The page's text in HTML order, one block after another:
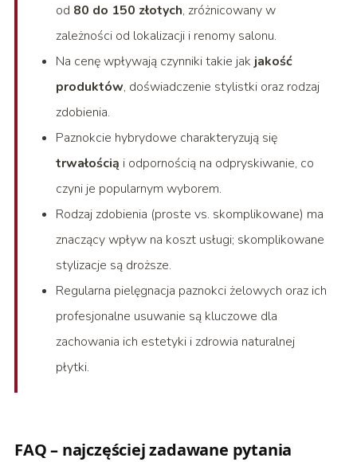
od 80 do 150 złotych, zróżnicowany w
zależności od lokalizacji i renomy salonu.
Na cenę wpływają czynniki takie jak jakość
produktów, doświadczenie stylistki oraz rodzaj
zdobienia.
Paznokcie hybrydowe charakteryzują się
trwałością i odpornością na odpryskiwanie, co
czyni je popularnym wyborem.
Rodzaj zdobienia (proste vs. skomplikowane) ma
znaczący wpływ na koszt usługi; skomplikowane
stylizacje są droższe.
Regularna pielęgnacja paznokci żelowych oraz ich
profesjonalne usuwanie są kluczowe dla
zachowania ich estetyki i zdrowia naturalnej
płytki.
FAQ – najczęściej zadawane pytania